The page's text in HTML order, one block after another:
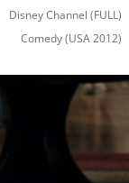
Disney Channel (FULL)
Comedy(USA 2012)